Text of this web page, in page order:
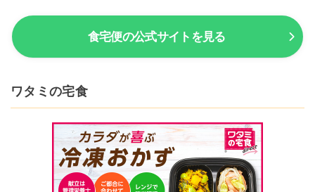
食宅便の公式サイトを見る
ワタミの宅食